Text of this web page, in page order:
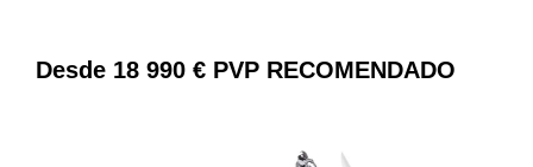
Desde 18 990 € PVP RECOMENDADO